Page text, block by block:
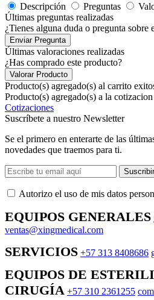
Descripción
Preguntas
Últimas preguntas realizadas
¿Tienes alguna duda o pregunta sobre
Enviar Pregunta
Últimas valoraciones realizadas
¿Has comprado este producto?
Valorar Producto
Producto(s) agregado(s) al carrito
Producto(s) agregado(s) a la
Cotizaciones
Suscríbete a nuestro Newsletter
Se el primero en enterarte de las
novedades que traemos para ti.
Autorizo ​​el uso de mis datos
EQUIPOS GENERALES
ventas@xingmedical.com
SERVICIOS +57 313 8408686
EQUIPOS DE
CIRUGÍA +57 310 2361255